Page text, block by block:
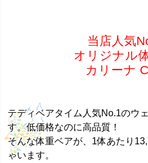
当店人気
オリジナル
カリーナ
テディベアタイム人気No.1のウ
す。低価格なのに高品質！
そんな体重ベアが、1体あたり
ゃいます。